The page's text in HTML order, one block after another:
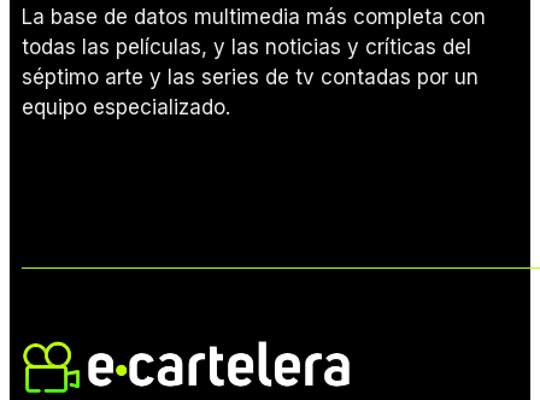
La base de datos multimedia más completa con
todas las películas, y las noticias y críticas del
séptimo arte y las series de tv contadas por un
equipo especializado.